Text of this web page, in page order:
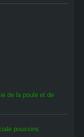
de la poule et de
poussins